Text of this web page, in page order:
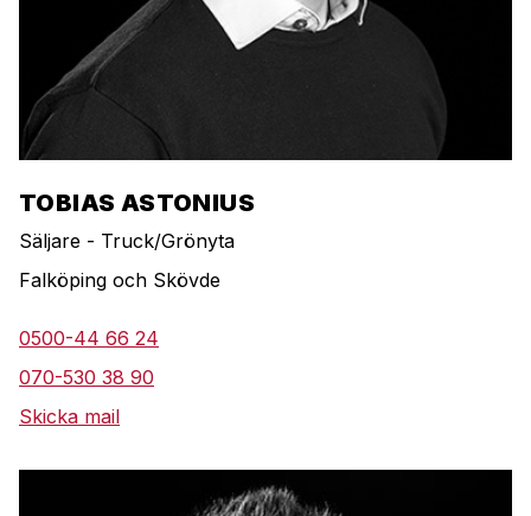
TOBIAS ASTONIUS
Säljare - Truck/Grönyta
Falköping och Skövde
0500-44 66 24
070-530 38 90
Skicka mail